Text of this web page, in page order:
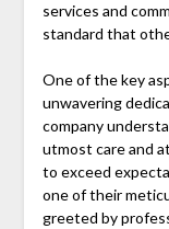
services and
standard that
One of the key
unwavering
company
utmost care and
to exceed
one of their
greeted by